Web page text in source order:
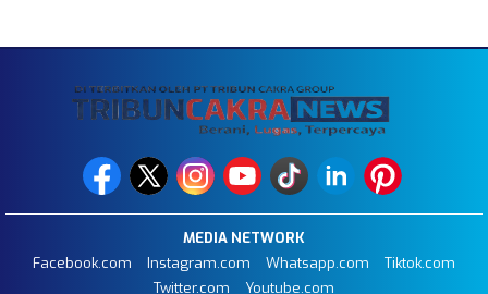
MEDIA NETWORK
Facebook.com
Instagram.com Whatsapp.com
Tiktok.com
Twitter.com
Youtube.com